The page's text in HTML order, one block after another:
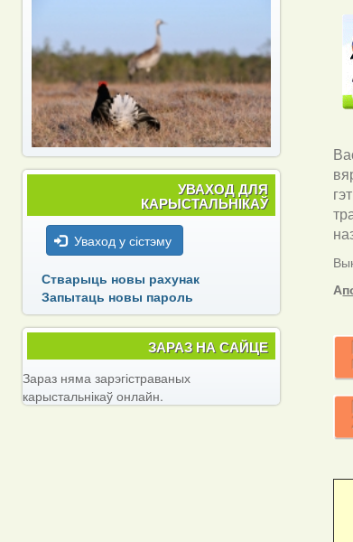
А
УВАХОД ДЛЯ
КАРЫСТАЛЬНІКАЎ
Уваход у сістэму
Стварыць новы рахунак
Запытаць новы пароль
ЗАРАЗ НА САЙЦЕ
Зараз няма зарэгістраваных
карыстальнікаў онлайн.